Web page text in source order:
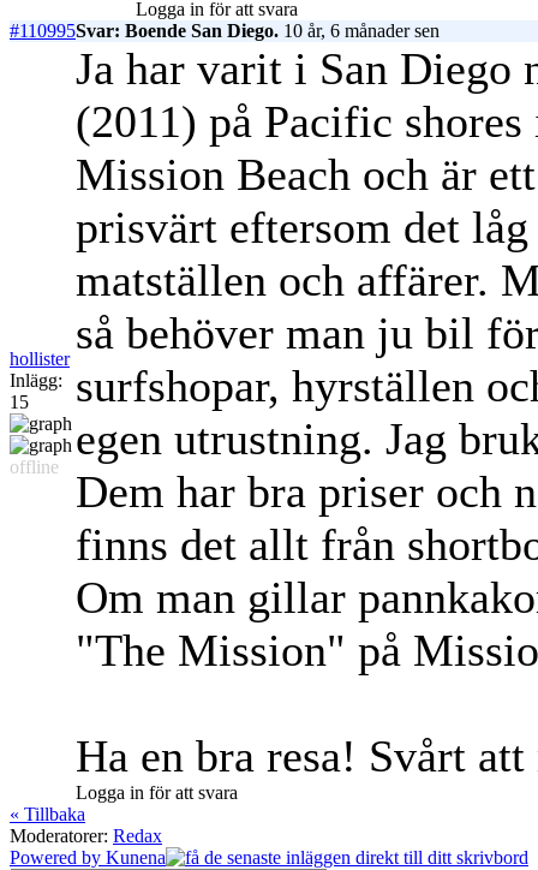
Logga in för att svara
#110995Svar: Boende San Diego. 10 år, 6 månader sen
hollister
Inlägg:
15
offline
Ja har varit i San Diego
(2011) på Pacific
Mission Beach och är
prisvärt eftersom det
matställen och affärer.
så behöver man ju bil
surfshopar, hyrställen
egen utrustning. Jag
Dem har bra priser och
finns det allt från
Om man gillar
"The Mission" på
Ha en bra resa! Svårt
Logga in för att svara
« Tillbaka
Moderatorer: Redax
Powered by Kunena